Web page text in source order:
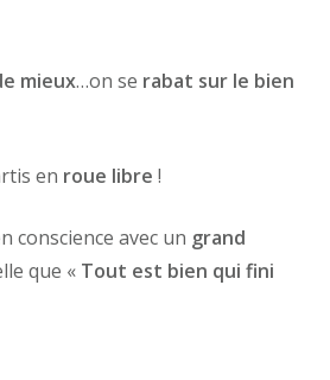
mieux…on se rabat sur le bien
en roue libre !
conscience avec un grand
que « Tout est bien qui fini